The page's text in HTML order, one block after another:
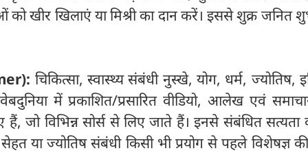
खीर खिलाएं या मिश्री का दान करें। इससे शुक्र जनित
चिकित्सा, स्वास्थ्य संबंधी नुस्खे, योग, धर्म, ज्योतिष,
में प्रकाशित/प्रसारित वीडियो, आलेख एवं
जो विभिन्न सोर्स से लिए जाते हैं। इनसे संबंधित सत्यता
या ज्योतिष संबंधी किसी भी प्रयोग से पहले विशेषज्ञ